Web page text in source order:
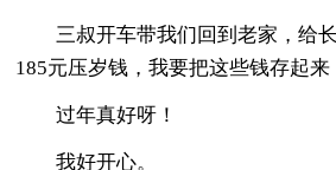
三叔开车带我们回到老家，给
185元压岁钱，我要把这些钱存起来
过年真好呀！
我好开心。